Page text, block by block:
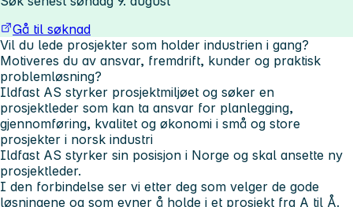
Gå til søknad
Vil du lede prosjekter som holder industrien i gang?
Motiveres du av ansvar, fremdrift, kunder og praktisk
problemløsning?
Ildfast AS styrker prosjektmiljøet og søker en
prosjektleder som kan ta ansvar for planlegging,
gjennomføring, kvalitet og økonomi i små og store
prosjekter i norsk industri
Ildfast AS styrker sin posisjon i Norge og skal ansette ny
prosjektleder.
I den forbindelse ser vi etter deg som velger de gode
løsningene og som evner å holde i et prosjekt fra A til Å.